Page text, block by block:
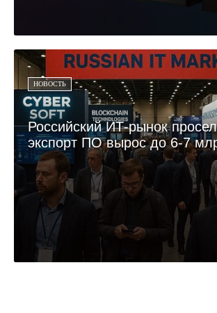
НОВОСТЬ
Российский ИТ-рынок
экспорт ПО вырос до 6-7